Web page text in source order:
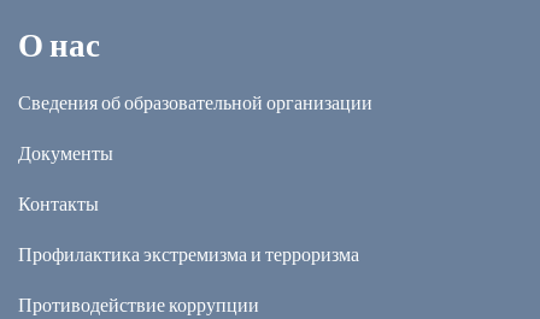
О нас
Сведения об образовательной организации
Документы
Контакты
Профилактика экстремизма и терроризма
Противодействие коррупции